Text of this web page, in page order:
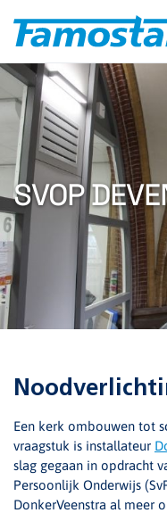
content
SVOP
Een kerk ombouwen tot
vraagstuk is installateur
slag gegaan in opdracht
Persoonlijk Onderwijs
DonkerVeenstra al meer